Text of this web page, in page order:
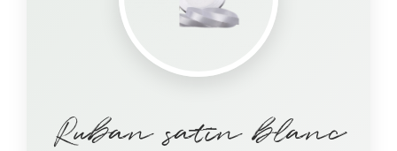
Ruban satin blanc